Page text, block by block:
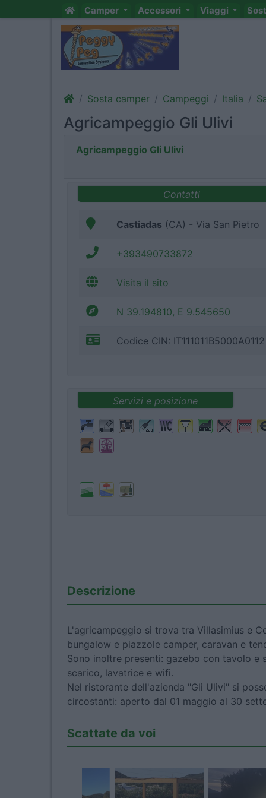
Camper Accessori Viaggi
Sosta camper Campeggi Italia
Agricampeggio Gli Ulivi
Agricampeggio Gli Ulivi
Contatti
Castiadas (CA) - Via San Pietro
+393490733872
Visita il sito
N 39.194810, E 9.545650
Codice CIN: IT111011B5000A0112
Servizi e posizione
Descrizione
L'agricampeggio si trova tra Villasimius e
bungalow e piazzole camper, caravan e
Sono inoltre presenti: gazebo con tavolo
scarico, lavatrice e wifi.
Nel ristorante dell'azienda "Gli Ulivi" si
circostanti: aperto dal 01 maggio al 30
Scattate da voi